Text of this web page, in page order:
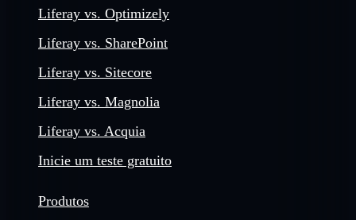
Liferay vs. Optimizely
Liferay vs. SharePoint
Liferay vs. Sitecore
Liferay vs. Magnolia
Liferay vs. Acquia
Inicie um teste gratuito
Produtos